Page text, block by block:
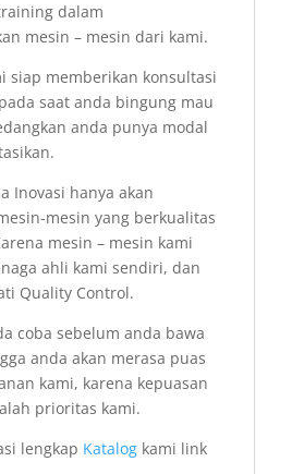
dalam
mesin – mesin dari kami.
siap memberikan konsultasi
saat anda bingung mau
anda punya modal
Inovasi hanya akan
mesin yang berkualitas
mesin – mesin kami
ahli kami sendiri, dan
Quality Control.
coba sebelum anda bawa
anda akan merasa puas
kami, karena kepuasan
prioritas kami.
lengkap Katalogkami link